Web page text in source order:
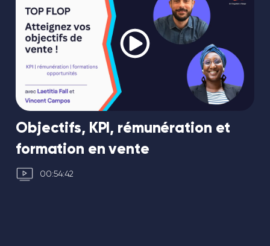
Objectifs, KPI, rémunération et
formation en vente
00:54:42